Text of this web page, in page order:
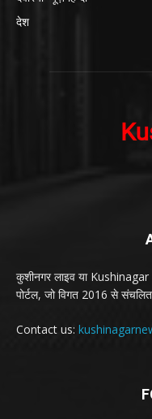
देश
कुशीनगर लाइव या
पोर्टल, जो विगत 2016 से
Contact us: